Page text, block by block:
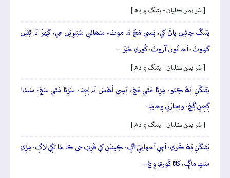
[ سُر يمن ڪلياڻ - پتنگ ۽ باھ ]
پَتَنگُ چائِين پاڻَ کي، پَسي مَچُ مَ موٽُ، سَھائي سُپَيرِيَن جي، گِهڙُ تَہ ٿِئَين
گهوٽُ، اَڃا تُون آروٽُ، کُوري خَبَرَ…
[ سُر يمن ڪلياڻ - پتنگ ۽ باھ ]
پَتَنگَنِ پَھُ ڪِئو، مِڙِئا مَٿي مَچَ، پَسِي لَھَسَ نَہ لِچِئا، سَڙِئا مَٿي سَچَ، سَندا
ڳِچِنِ ڳَچَ، ويچارَنِ وِڃائِيا.
[ سُر يمن ڪلياڻ - پتنگ ۽ باھ ]
پَتَنگَنِ پَھُ ڪَري، اَچِي اُجهائِي آڳِ، ڪِينئَنِ کي قُرِبَ جي ڪا جَا لَڳِي لاڳِ، مِڙِي
سَڀَ ماڳِ، کاڻا کُوري وِچَ…